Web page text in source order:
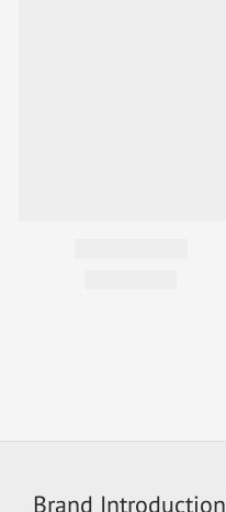
Brand Introduction